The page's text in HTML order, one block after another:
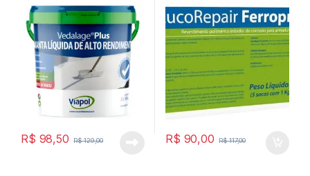
R$ 98,50 R$129,00 R$ 90,00 R$117,00